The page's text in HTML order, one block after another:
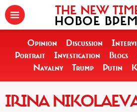
THE NEW
НОВОЕ
Opinion Discussion
Portrait
Investigation Blogs
Navalny
Trump Putin
IRINA